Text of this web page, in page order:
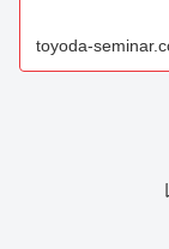
toyoda-